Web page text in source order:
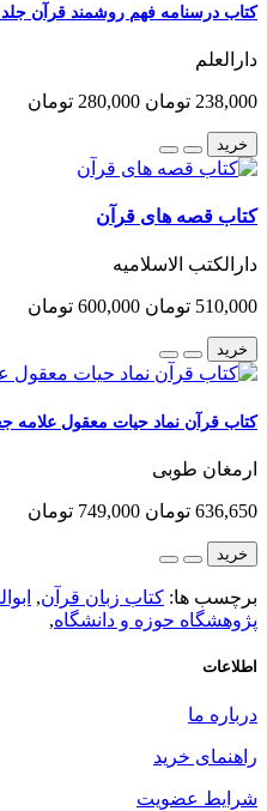
کتاب درسنامه فهم روشمند قرآن جلد
دارالعلم
238,000 تومان 280,000 تومان
خرید
کتاب قصه های قرآن
دارالکتب الاسلامیه
510,000 تومان 600,000 تومان
خرید
کتاب قرآن نماد حیات معقول علامه
ارمغان طوبی
636,650 تومان 749,000 تومان
خرید
برچسب ها: کتاب زبان قرآن,
پژوهشگاه حوزه و دانشگاه,
اطلاعات
درباره ما
راهنمای خرید
شرایط عضویت